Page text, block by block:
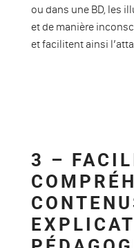
ou dans une BD, les
et de manière
et facilitent ainsi
3 –